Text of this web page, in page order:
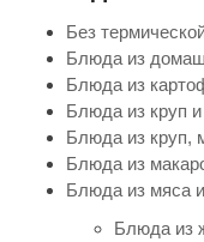
Без
Блюда из
Блюда из
Блюда из круп
Блюда из круп,
Блюда из
Блюда из мяса
Блюда из